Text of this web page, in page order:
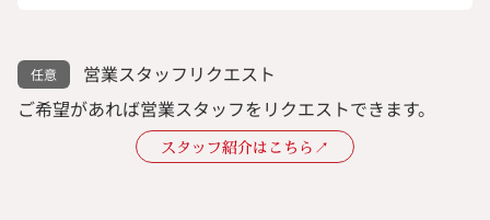
営業スタッフリクエスト
ご希望があれば営業スタッフをリクエストできます。
スタッフ紹介はこちら↗︎